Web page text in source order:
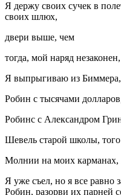
Я держу своих сучек в
своих шлюх,
двери выше, чем
тогда, мой наряд незаконен,
Я выпрыгиваю из
Робин с тысячами
Робинс с Александром
Шевель старой школы,
Молнии на моих
Я уже съел, но я все равно
Робин, разорви их парней